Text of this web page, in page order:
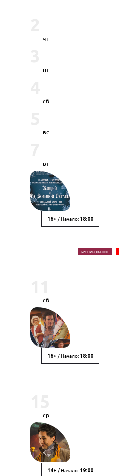
чт
пт
сб
вс
вт
16+ / Начало: 18:00
БРОНИРОВАНИЕ
сб
16+ / Начало: 18:00
ср
14+ / Начало: 19:00